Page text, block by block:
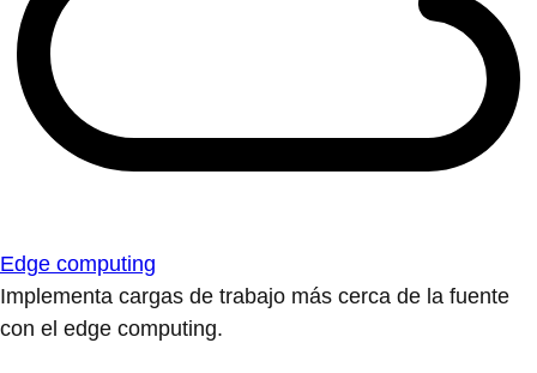
Edge computing
Implementa cargas de trabajo más cerca de la fuente
con el edge computing.